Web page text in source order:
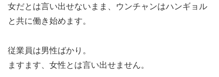
女だとは言い出せないまま、ウンチャンはハンギョル
と共に働き始めます。
従業員は男性ばかり。
ますます、女性とは言い出せません。